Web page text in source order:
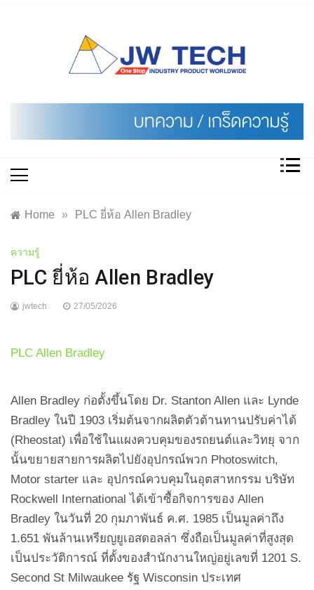
Home » PLC ยี่ห้อ Allen Bradley
ความรู้
PLC ยี่ห้อ Allen Bradley
jwtech 27/05/2026
PLC Allen Bradley
Allen Bradley ก่อตั้งขึ้นโดย Dr. Stanton Allen และ Lynde
Bradley ในปี 1903 เริ่มต้นจากผลิตตัวต้านทานปรับค่าได้
(Rheostat) เพื่อใช้ในแผงควบคุมของรถยนต์และวิทยุ จาก
นั้นขยายสายการผลิตไปยังอุปกรณ์พวก Photoswitch,
Motor starter และ อุปกรณ์ควบคุมในอุตสาหกรรม บริษัท
Rockwell International ได้เข้าซื้อกิจการของ Allen
Bradley ในวันที่ 20 กุมภาพันธ์ ค.ศ. 1985 เป็นมูลค่าถึง
1.651 พันล้านเหรียญยูเอสดอลล่า ซึ่งถือเป็นมูลค่าที่สูงสุด
เป็นประวัติการณ์ ที่ตั้งของสำนักงานใหญ่อยู่เลขที่ 1201 S.
Second St Milwaukee รัฐ Wisconsin ประเทศ